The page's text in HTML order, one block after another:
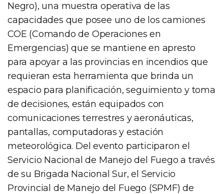
Negro), una muestra operativa de las
capacidades que posee uno de los camiones
COE (Comando de Operaciones en
Emergencias) que se mantiene en apresto
para apoyar a las provincias en incendios que
requieran esta herramienta que brinda un
espacio para planificación, seguimiento y toma
de decisiones, están equipados con
comunicaciones terrestres y aeronáuticas,
pantallas, computadoras y estación
meteorológica. Del evento participaron el
Servicio Nacional de Manejo del Fuego a través
de su Brigada Nacional Sur, el Servicio
Provincial de Manejo del Fuego (SPMF) de